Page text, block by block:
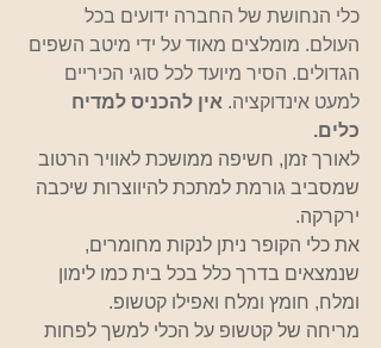
כלי הנחושת של החברה ידועים בכל
העולם. מומלצים מאוד על ידי מיטב השפים
הגדולים. הסיר מיועד לכל סוגי הכיריים
למעט אינדוקציה. אין להכניס למדיח
כלים.
לאורך זמן, חשיפה ממושכת לאוויר הרטוב
שמסביב גורמת למתכת להיווצרות שיכבה
ירקרקה.
את כלי הקופר ניתן לנקות מחומרים,
שנמצאים בדרך כלל בכל בית כמו לימון
ומלח, חומץ ומלח ואפילו קטשופ.
מריחה של קטשופ על הכלי למשך לפחות